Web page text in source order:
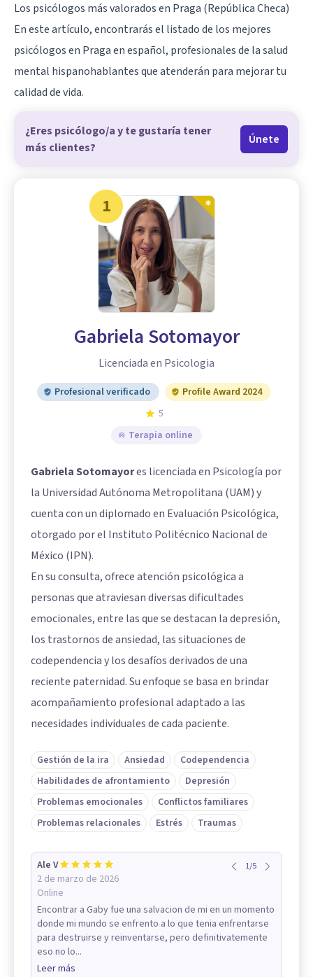
Los psicólogos más valorados en Praga (República Checa)
En este artículo, encontrarás el listado de los mejores
psicólogos en Praga en español, profesionales de la salud
mental hispanohablantes que atenderán para mejorar tu
calidad de vida.
¿Eres psicólogo/a y te gustaría tener
más clientes?
Únete
1
Gabriela Sotomayor
Licenciada en Psicologia
Profesional verificado
Profile Award 2024
5
Terapia online
Gabriela Sotomayores licenciada en Psicología por
la Universidad Autónoma Metropolitana (UAM) y
cuenta con un diplomado en Evaluación Psicológica,
otorgado por el Instituto Politécnico Nacional de
México (IPN).
En su consulta, ofrece atención psicológica a
personas que atraviesan diversas dificultades
emocionales, entre las que se destacan la depresión,
los trastornos de ansiedad, las situaciones de
codependencia y los desafíos derivados de una
reciente paternidad. Su enfoque se basa en brindar
acompañamiento profesional adaptado a las
necesidades individuales de cada paciente.
Gestión de la ira Ansiedad
Codependencia
Habilidades de afrontamiento
Depresión
Problemas emocionales
Conflictos familiares
Problemas relacionales
Estrés Traumas
Ale V
2 de marzo de 2026
Online
1/5
Encontrar a Gaby fue una salvacion de mi en un momento
donde mi mundo se enfrento a lo que tenia enfrentarse
para destruirse y reinventarse, pero definitivatemente
eso no lo...
Leer más